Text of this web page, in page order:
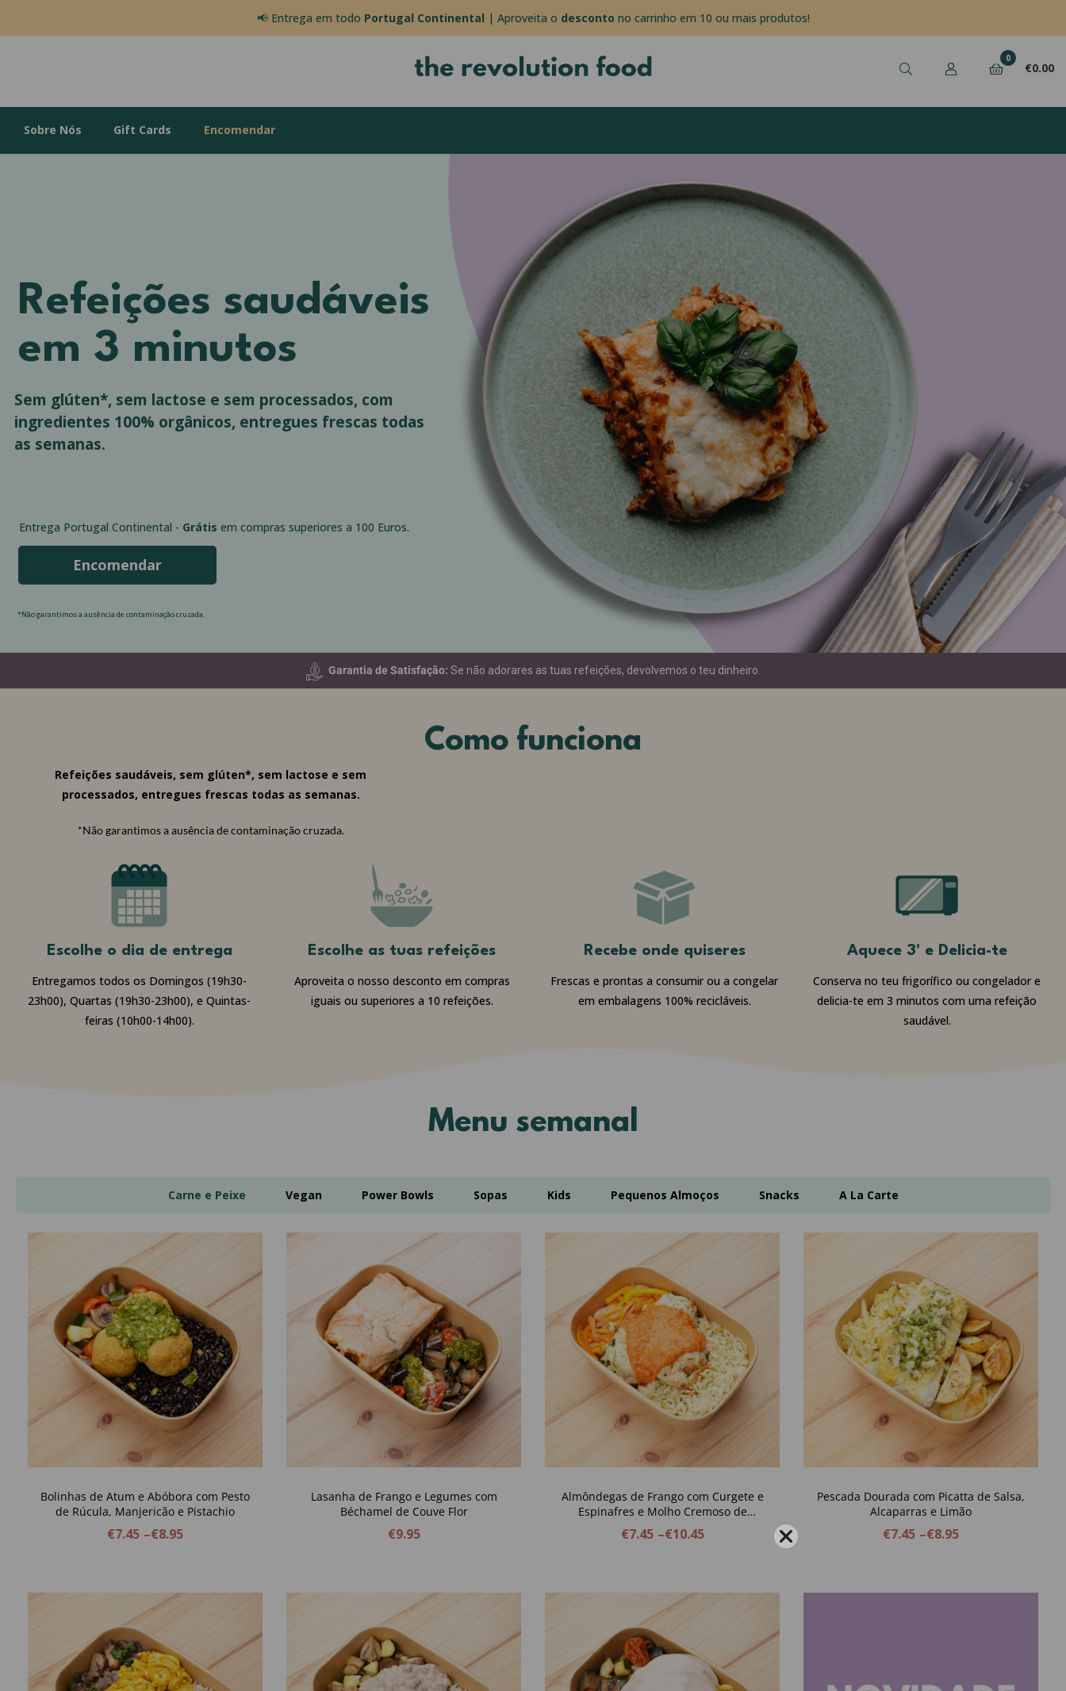
📢 Entrega em todo Portugal Continental | Aproveita o desconto no carrinho em 10 ou mais produtos!
0
€0.00
Sobre Nós Gift Cards Encomendar
Entrega Portugal Continental - Grátis em compras superiores a 100 Euros.
*Não garantimos a ausência de contaminação cruzada.
Sem glúten*, sem lactose e sem processados, com
ingredientes 100% orgânicos, entregues frescas todas
as semanas.
Refeições saudáveis
em 3 minutos
Encomendar
Garantia de Satisfação: Se não adorares as tuas refeições, devolvemos o teu dinheiro.
Como funciona
Refeições saudáveis, sem glúten*, sem lactose e sem
processados, entregues frescas todas as semanas.
*Não garantimos a ausência de contaminação cruzada.
Escolhe o dia de entrega
Entregamos todos os Domingos (19h30-
23h00), Quartas (19h30-23h00), e Quintas-
feiras (10h00-14h00).
Escolhe as tuas refeições
Aproveita o nosso desconto em compras
iguais ou superiores a 10 refeições.
Recebe onde quiseres
Frescas e prontas a consumir ou a congelar
em embalagens 100% recicláveis.
Aquece 3' e Delicia-te
Conserva no teu frigorífico ou congelador e
delicia-te em 3 minutos com uma refeição
saudável.
Menu semanal
Carne e Peixe Vegan Power Bowls Sopas Kids Pequenos Almoços Snacks A La Carte
Bolinhas de Atum e Abóbora com Pesto
de Rúcula, Manjericão e Pistachio
€7.45 –€8.95
Lasanha de Frango e Legumes com
Béchamel de Couve Flor
€9.95
Almôndegas de Frango com Curgete e
Espinafres e Molho Cremoso de
Tomate
€7.45 –€10.45
Pescada Dourada com Picatta de Salsa,
Alcaparras e Limão
€7.45 –€8.95